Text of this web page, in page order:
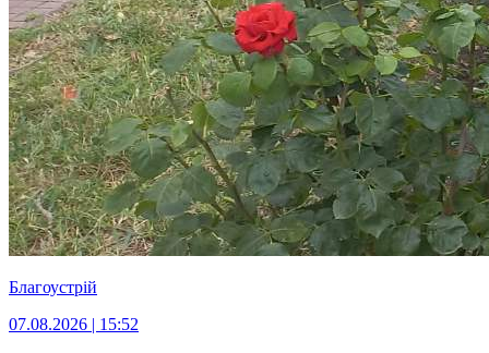
Благоустрій
07.08.2026 | 15:52